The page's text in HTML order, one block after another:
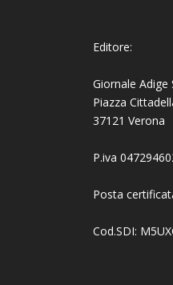
Editore:
Giornale Adige
Piazza
37121 Verona
P.iva
Posta
Cod.SDI: